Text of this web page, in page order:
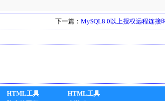
下一篇： MySQL8.0以上授权远程连接
HTML工具
HTML工具